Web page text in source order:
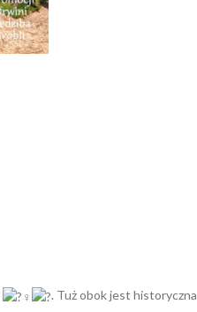
. Tuż obok jest historyczna